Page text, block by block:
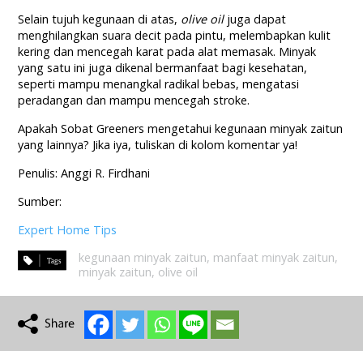
Selain tujuh kegunaan di atas, olive oiljuga dapat
menghilangkan suara decit pada pintu, melembapkan kulit
kering dan mencegah karat pada alat memasak. Minyak
yang satu ini juga dikenal bermanfaat bagi kesehatan,
seperti mampu menangkal radikal bebas, mengatasi
peradangan dan mampu mencegah stroke.
Apakah Sobat Greeners mengetahui kegunaan minyak zaitun
yang lainnya? Jika iya, tuliskan di kolom komentar ya!
Penulis: Anggi R. Firdhani
Sumber:
Expert Home Tips
kegunaan minyak zaitun, manfaat minyak zaitun,
minyak zaitun, olive oil